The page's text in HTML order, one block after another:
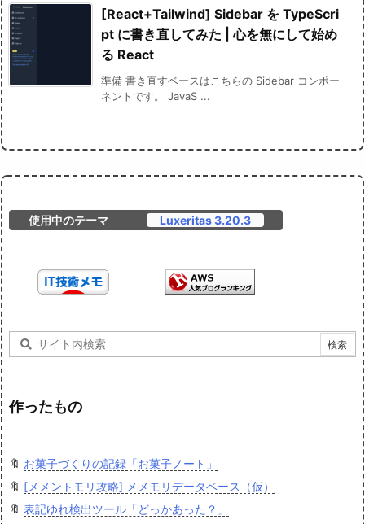
[React+Tailwind] Sidebar を TypeScri
pt に書き直してみた | 心を無にして始め
る React
準備 書き直すベースはこちらの Sidebar コンポー
ネントです。 JavaS ...
使用中のテーマ Luxeritas 3.20.3
作ったもの
🔖 お菓子づくりの記録「お菓子ノート」
🔖 [メメントモリ攻略] メメモリデータベース（仮）
🔖 表記ゆれ検出ツール「どっかあった？」